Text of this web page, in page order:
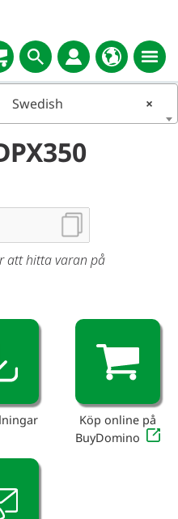
×
Swedish
att hitta varan på
Köp online på
BuyDomino